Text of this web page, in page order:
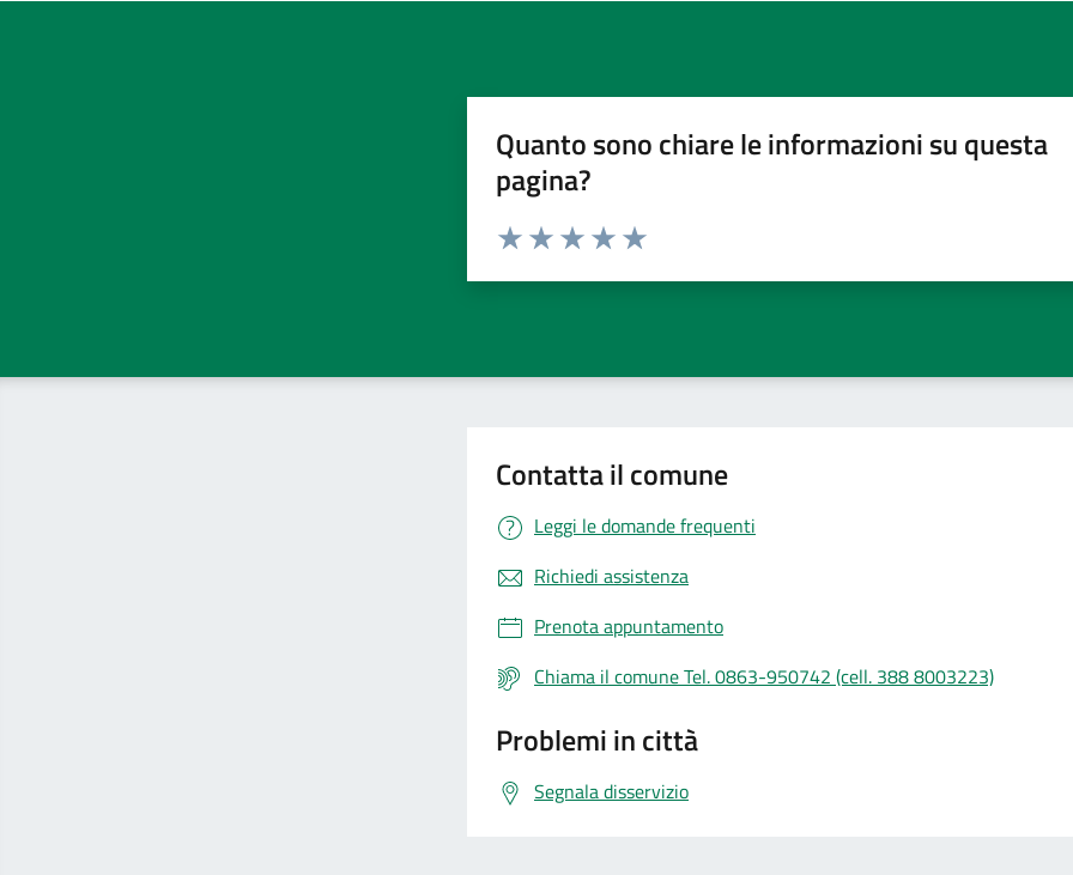
Quanto sono chiare le informazioni su questa
pagina?
Valuta da 1 a 5 stelle la pagina
Contatta il comune
Leggi le domande frequenti
Richiedi assistenza
Prenota appuntamento
Chiama il comune Tel. 0863-950742 (cell. 388 8003223)
Problemi in città
Segnala disservizio